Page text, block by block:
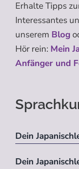
Erhalte Tipps
Interessantes
unserem Blog
Hör rein: Mein
Anfänger und
Dein
Dein